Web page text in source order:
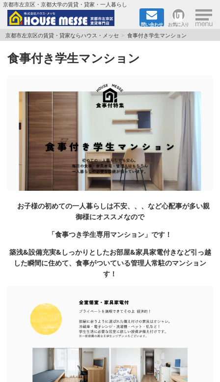
京都市左京区・京都大学の賃貸・貸家・一人暮らし
問い合わせ お気に入り ×
TOPページ
地図から検索
京都大学＆京都芸術大学生さんに
書類DL & 入居者さまへ
家族で住むならマンション？賃家？
一人暮らしの物件特集
ハウスメーカー施工特集！
路線·駅から探す
スタッフ紹介
店舗情報·アクセス
京都市左京区の賃貸・貸家ならハウス・メッセ 食事付き学生マンション
食事付き学生マンション
お子様の初めての一人暮らしは不安、、、など心配事が多い親
御様にオススメなので
「食事つき学生専用マンション」です！
築浅&設備充実&しっかりとしたお部屋&家具家電付きなど引っ越
した瞬間に住めて、食事がついている管理人常駐のマンション
す！